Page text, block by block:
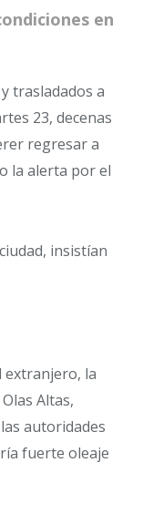
en
trasladados a
23, decenas
regresar a
la alerta por el
insistían
extranjero, la
Altas,
autoridades
fuerte oleaje